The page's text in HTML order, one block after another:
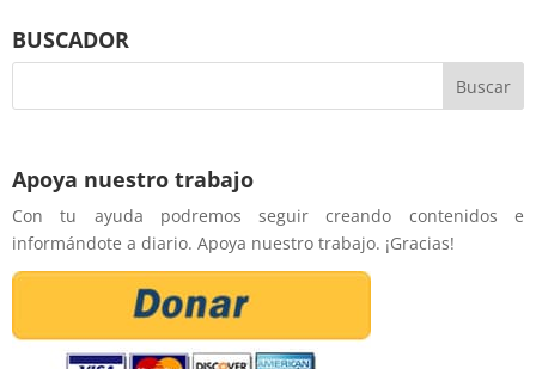
BUSCADOR
Apoya nuestro trabajo
Con tu ayuda podremos seguir creando contenidos e
informándote a diario. Apoya nuestro trabajo. ¡Gracias!